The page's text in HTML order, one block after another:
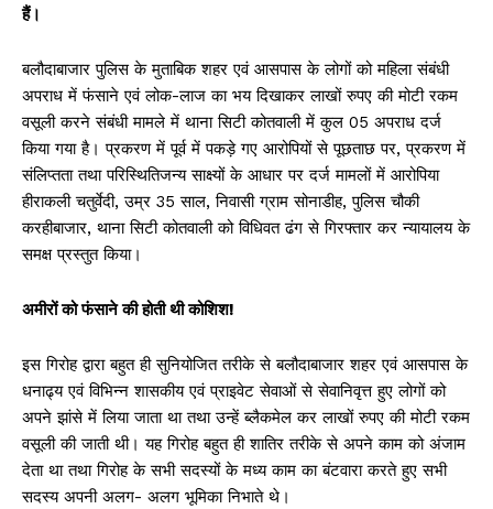
हैं।
बलौदाबाजार पुलिस के मुताबिक शहर एवं आसपास के लोगों को महिला संबंधी
अपराध में फंसाने एवं लोक-लाज का भय दिखाकर लाखों रुपए की मोटी रकम
वसूली करने संबंधी मामले में थाना सिटी कोतवाली में कुल 05 अपराध दर्ज
किया गया है। प्रकरण में पूर्व में पकड़े गए आरोपियों से पूछताछ पर, प्रकरण में
संलिप्तता तथा परिस्थितिजन्य साक्ष्यों के आधार पर दर्ज मामलों में आरोपिया
हीराकली चतुर्वेदी, उम्र 35 साल, निवासी ग्राम सोनाडीह, पुलिस चौकी
करहीबाजार, थाना सिटी कोतवाली को विधिवत ढंग से गिरफ्तार कर न्यायालय के
समक्ष प्रस्तुत किया।
अमीरों को फंसाने की होती थी कोशिश!
इस गिरोह द्वारा बहुत ही सुनियोजित तरीके से बलौदाबाजार शहर एवं आसपास के
धनाढ्य एवं विभिन्न शासकीय एवं प्राइवेट सेवाओं से सेवानिवृत्त हुए लोगों को
अपने झांसे में लिया जाता था तथा उन्हें ब्लैकमेल कर लाखों रुपए की मोटी रकम
वसूली की जाती थी। यह गिरोह बहुत ही शातिर तरीके से अपने काम को अंजाम
देता था तथा गिरोह के सभी सदस्यों के मध्य काम का बंटवारा करते हुए सभी
सदस्य अपनी अलग- अलग भूमिका निभाते थे।